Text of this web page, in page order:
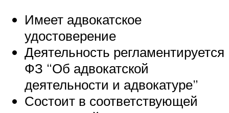
Имеет адвокатское
удостоверение
Деятельность регламентируется
ФЗ “Об адвокатской
деятельности и адвокатуре”
Состоит в соответствующей